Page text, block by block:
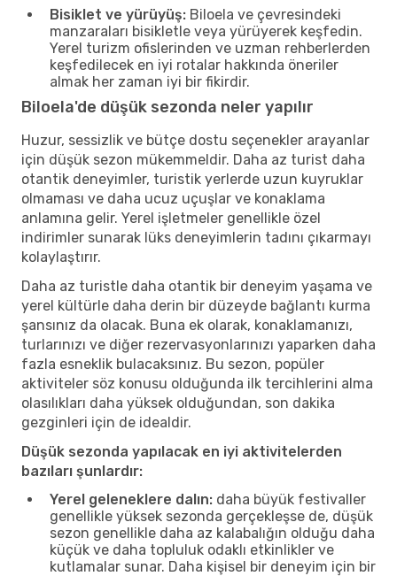
Bisiklet ve yürüyüş: Biloela ve çevresindeki
manzaraları bisikletle veya yürüyerek keşfedin.
Yerel turizm ofislerinden ve uzman rehberlerden
keşfedilecek en iyi rotalar hakkında öneriler
almak her zaman iyi bir fikirdir.
Biloela'de düşük sezonda neler yapılır
Huzur, sessizlik ve bütçe dostu seçenekler arayanlar
için düşük sezon mükemmeldir. Daha az turist daha
otantik deneyimler, turistik yerlerde uzun kuyruklar
olmaması ve daha ucuz uçuşlar ve konaklama
anlamına gelir. Yerel işletmeler genellikle özel
indirimler sunarak lüks deneyimlerin tadını çıkarmayı
kolaylaştırır.
Daha az turistle daha otantik bir deneyim yaşama ve
yerel kültürle daha derin bir düzeyde bağlantı kurma
şansınız da olacak. Buna ek olarak, konaklamanızı,
turlarınızı ve diğer rezervasyonlarınızı yaparken daha
fazla esneklik bulacaksınız. Bu sezon, popüler
aktiviteler söz konusu olduğunda ilk tercihlerini alma
olasılıkları daha yüksek olduğundan, son dakika
gezginleri için de idealdir.
Düşük sezonda yapılacak en iyi aktivitelerden
bazıları şunlardır:
Yerel geleneklere dalın: daha büyük festivaller
genellikle yüksek sezonda gerçekleşse de, düşük
sezon genellikle daha az kalabalığın olduğu daha
küçük ve daha topluluk odaklı etkinlikler ve
kutlamalar sunar. Daha kişisel bir deneyim için bir